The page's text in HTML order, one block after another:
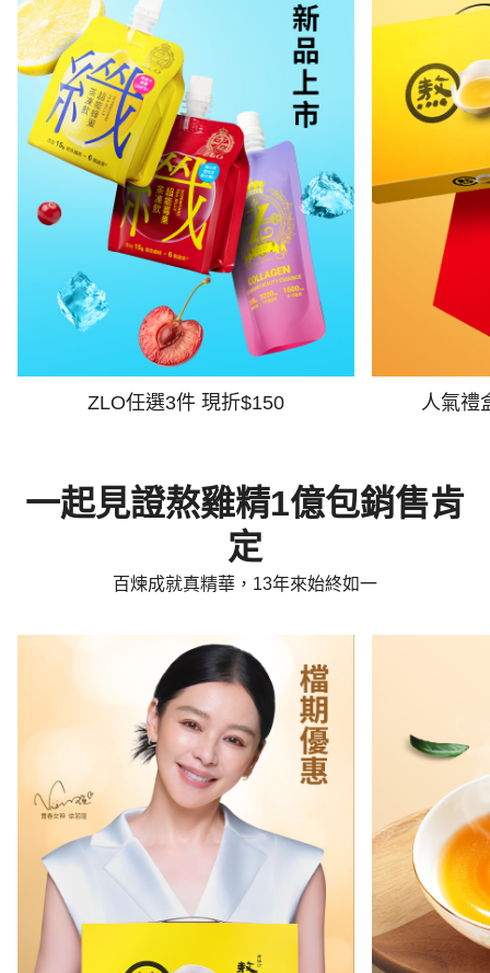
ZLO任選3件 現折$150 人氣禮
一起見證熬雞精1億包銷售肯
定
百煉成就真精華，13年來始終如一